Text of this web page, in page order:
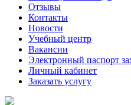
Отзывы
Контакты
Новости
Учебный центр
Вакансии
Электронный паспорт
Личный кабинет
Заказать услугу